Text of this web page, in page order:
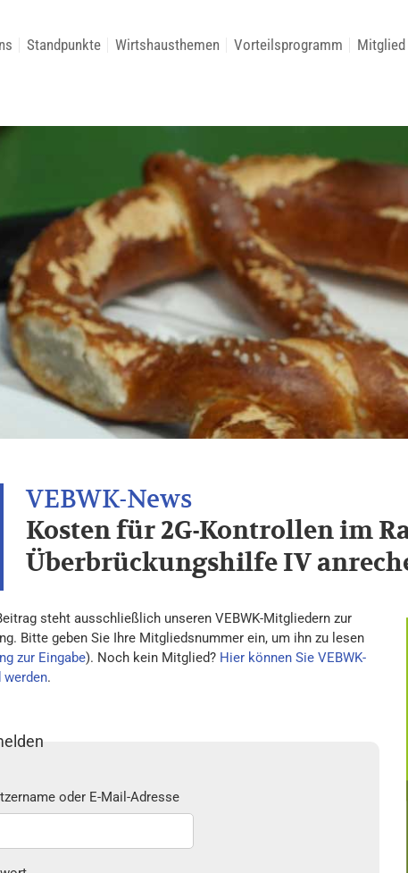
Standpunkte Wirtshausthemen Vorteilsprogramm Mitglied
Kosten für 2G-Kontrollen im
Überbrückungshilfe IV
steht ausschließlich unseren VEBWK-Mitgliedern zur
Bitte geben Sie Ihre Mitgliedsnummer ein, um ihn zu lesen
zur Eingabe). Noch kein Mitglied? Hier können Sie VEBWK-
.
oder E-Mail-Adresse